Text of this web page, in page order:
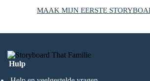
MAAK MIJN EERSTE
Hulp